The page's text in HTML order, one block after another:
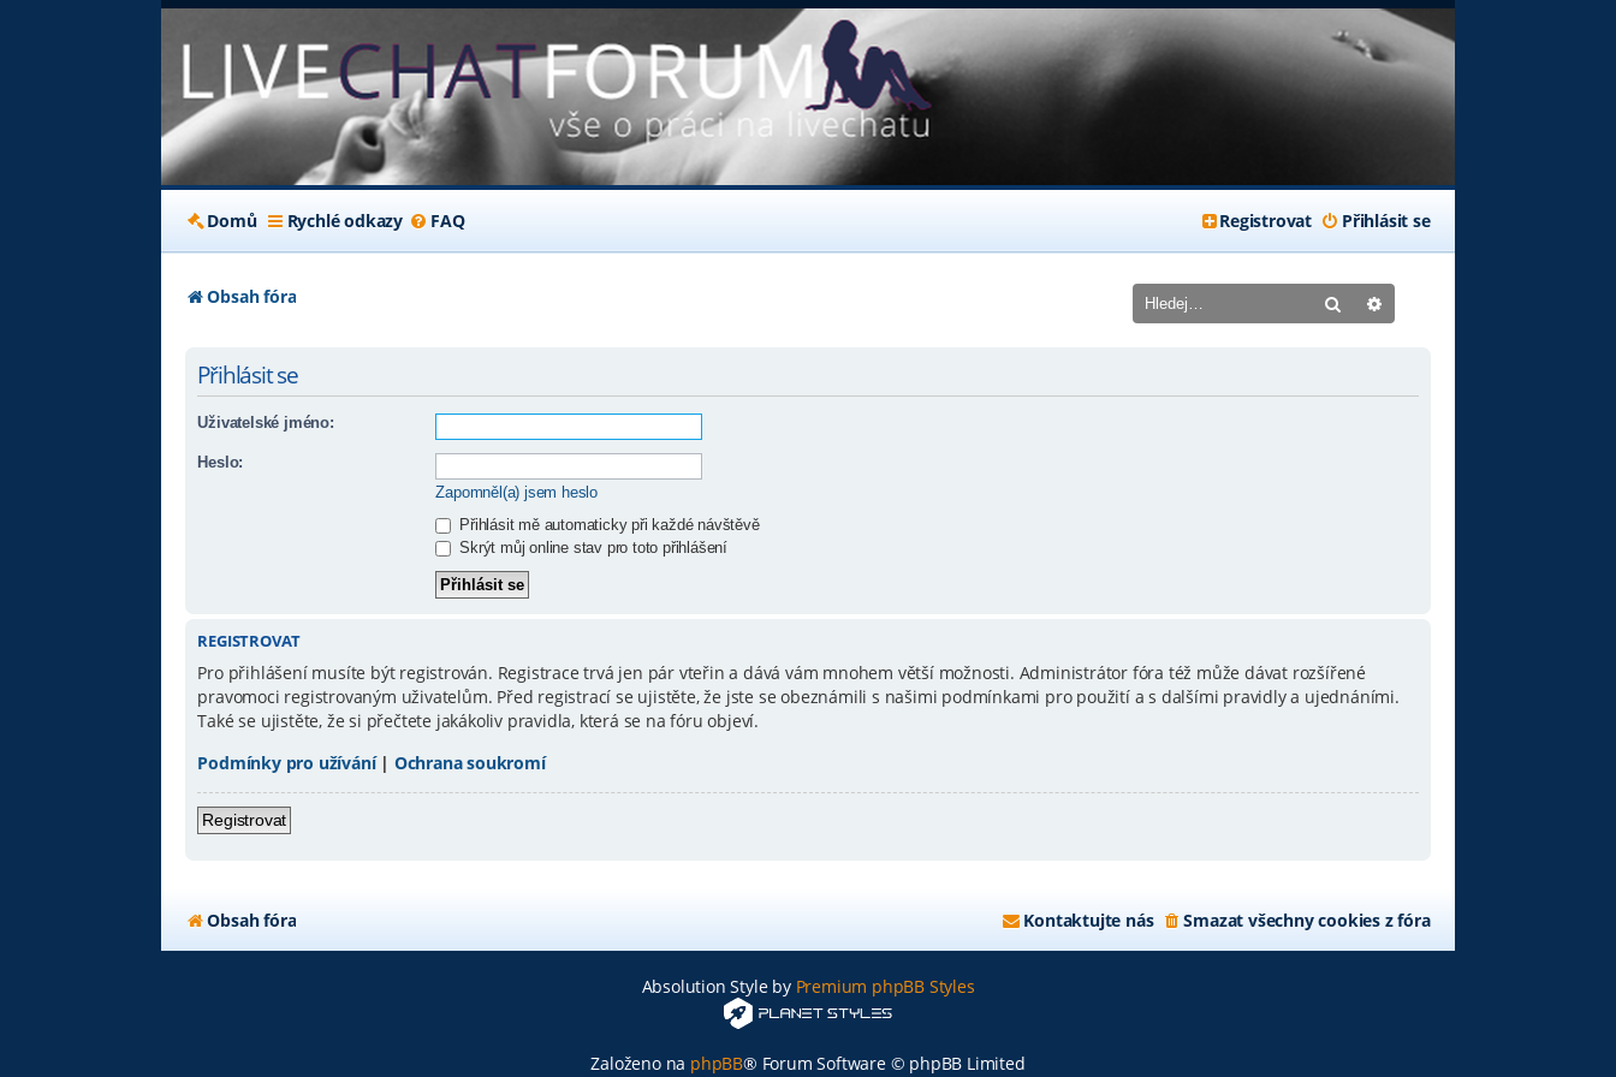
Domů Rychlé odkazy FAQ Přihlásit se
Registrovat
Obsah fóra Hledat
Přihlásit se
Uživatelské jméno:
Heslo:
Zapomněl(a) jsem heslo
Přihlásit mě automaticky při každé návštěvě
Skrýt můj online stav pro toto přihlášení
REGISTROVAT
Pro přihlášení musíte být registrován. Registrace trvá jen pár vteřin a dává vám mnohem větší možnosti. Administrátor fóra též může dávat rozšířené
pravomoci registrovaným uživatelům. Před registrací se ujistěte, že jste se obeznámili s našimi podmínkami pro použití a s dalšími pravidly a ujednáními.
Také se ujistěte, že si přečtete jakákoliv pravidla, která se na fóru objeví.
Podmínky pro užívání| Ochrana soukromí
Registrovat
Obsah fóra Smazat všechny cookies z fóra
Kontaktujte nás
Absolution Style by Premium phpBB Styles
Založeno na phpBB® Forum Software © phpBB Limited